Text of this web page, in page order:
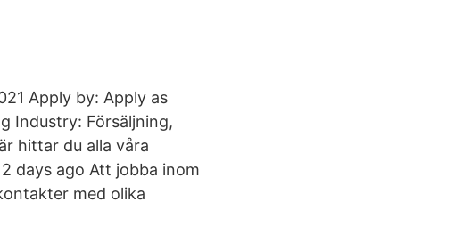
Apply by: Apply as
Industry: Försäljning,
hittar du alla våra
days ago Att jobba inom
med olika